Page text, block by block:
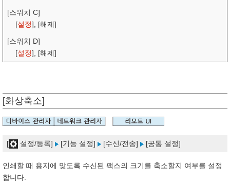
[스위치 C]
[설정], [해제]
[스위치 D]
[설정], [해제]
[화상축소]
[ 설정/등록] [기능 설정] [수신/전송] [공통 설정]
인쇄할 때 용지에 맞도록 수신된 팩스의 크기를 축소할지 여부를 설정
합니다.